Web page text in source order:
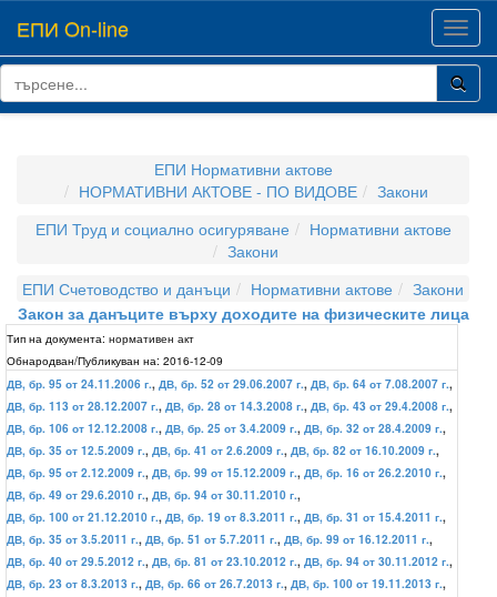
ЕПИ On-line
ЕПИ Нормативни актове
НОРМАТИВНИ АКТОВЕ - ПО ВИДОВЕ
Закони
ЕПИ Труд и социално осигуряване
Нормативни актове
Закони
ЕПИ Счетоводство и данъци
Нормативни актове
Закони
Закон за данъците върху доходите на физическите лица
Тип на документа: нормативен акт
Обнародван/Публикуван на: 2016-12-09
ДВ, бр. 95 от 24.11.2006 г., ДВ, бр. 52 от 29.06.2007 г., ДВ, бр. 64 от 7.08.2007 г.,
ДВ, бр. 113 от 28.12.2007 г., ДВ, бр. 28 от 14.3.2008 г., ДВ, бр. 43 от 29.4.2008 г.,
ДВ, бр. 106 от 12.12.2008 г., ДВ, бр. 25 от 3.4.2009 г., ДВ, бр. 32 от 28.4.2009 г.,
ДВ, бр. 35 от 12.5.2009 г., ДВ, бр. 41 от 2.6.2009 г., ДВ, бр. 82 от 16.10.2009 г.,
ДВ, бр. 95 от 2.12.2009 г., ДВ, бр. 99 от 15.12.2009 г., ДВ, бр. 16 от 26.2.2010 г.,
ДВ, бр. 49 от 29.6.2010 г., ДВ, бр. 94 от 30.11.2010 г.,
ДВ, бр. 100 от 21.12.2010 г., ДВ, бр. 19 от 8.3.2011 г., ДВ, бр. 31 от 15.4.2011 г.,
ДВ, бр. 35 от 3.5.2011 г., ДВ, бр. 51 от 5.7.2011 г., ДВ, бр. 99 от 16.12.2011 г.,
ДВ, бр. 40 от 29.5.2012 г., ДВ, бр. 81 от 23.10.2012 г., ДВ, бр. 94 от 30.11.2012 г.,
ДВ, бр. 23 от 8.3.2013 г., ДВ, бр. 66 от 26.7.2013 г., ДВ, бр. 100 от 19.11.2013 г.,